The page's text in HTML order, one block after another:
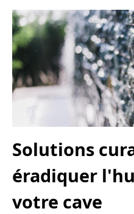
Solutions
éradiquer
votre cave